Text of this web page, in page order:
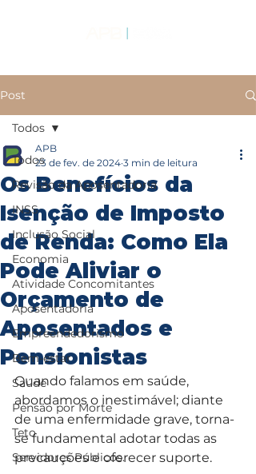
Post
Todos
Revisão da Aposentadoria
INSS
Inclusão Social
Economia
Atividade Concomitantes
Aposentadoria
Empreendedorismo
Bem-estar
Saúde
Pensão por Morte
Teto
Servidores Públicos.
Todos
Os Benefícios da
Isenção de Imposto
de Renda: Como Ela
Pode Aliviar o
Orçamento de
Aposentados e
Pensionistas
APB
23 de fev. de 2024 3 min de leitura
Quando falamos em saúde,
abordamos o inestimável; diante
de uma enfermidade grave, torna-
se fundamental adotar todas as
precauções e oferecer suporte.